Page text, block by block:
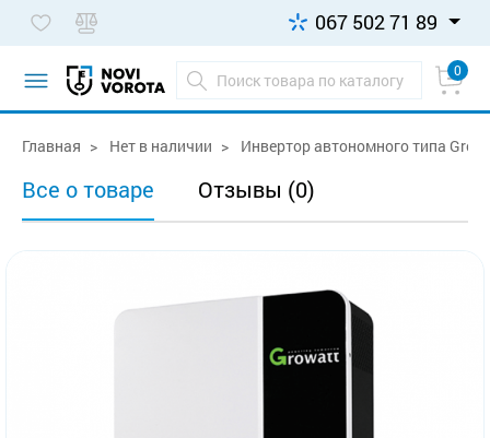
067 502 71 89
0
Главная Нет в наличии Инвертор автономного типа
Все о товаре Отзывы (0)